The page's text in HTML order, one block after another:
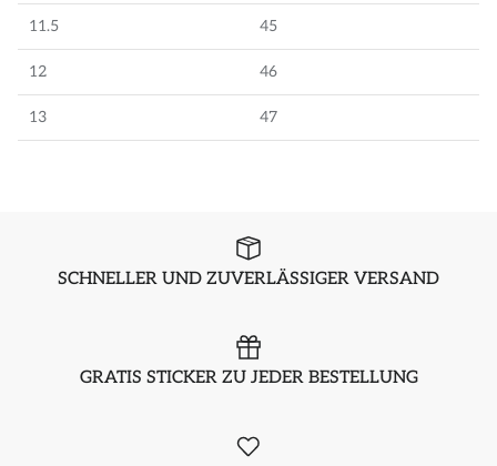
11.5 45
12 46
13 47
SCHNELLER UND ZUVERLÄSSIGER VERSAND
GRATIS STICKER ZU JEDER BESTELLUNG